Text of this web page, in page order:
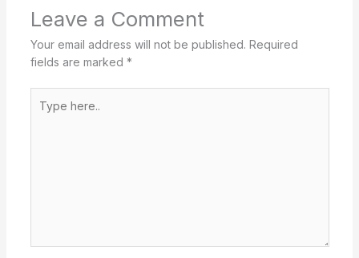
Leave a Comment
Your email address will not be published. Required
fields are marked *
here..